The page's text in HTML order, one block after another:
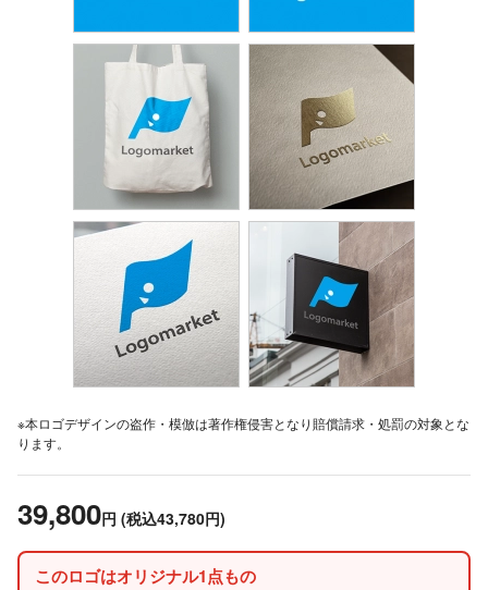
※本ロゴデザインの盗作・模倣は著作権侵害となり賠償請求・処罰の対象とな
ります。
39,800円 (税込43,780円)
このロゴはオリジナル1点もの